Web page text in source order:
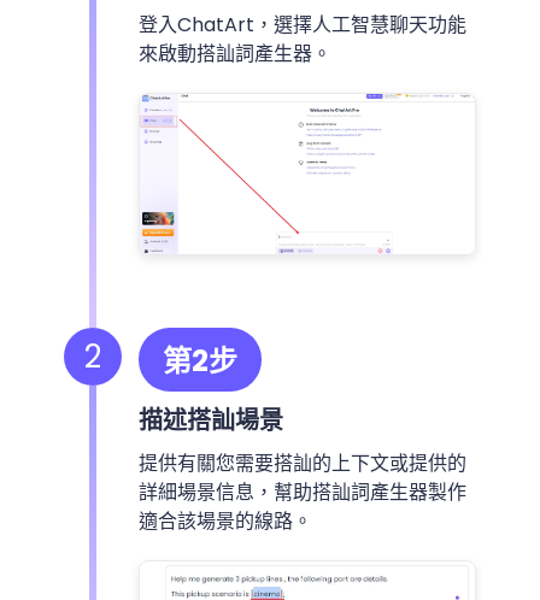
登入ChatArt，選擇人工智慧聊天功能
來啟動搭訕詞產生器。
第2步
描述搭訕場景
提供有關您需要搭訕的上下文或提供的
詳細場景信息，幫助搭訕詞產生器製作
適合該場景的線路。
2